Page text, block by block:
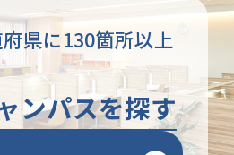
県に130箇所以上
ンパスを探す